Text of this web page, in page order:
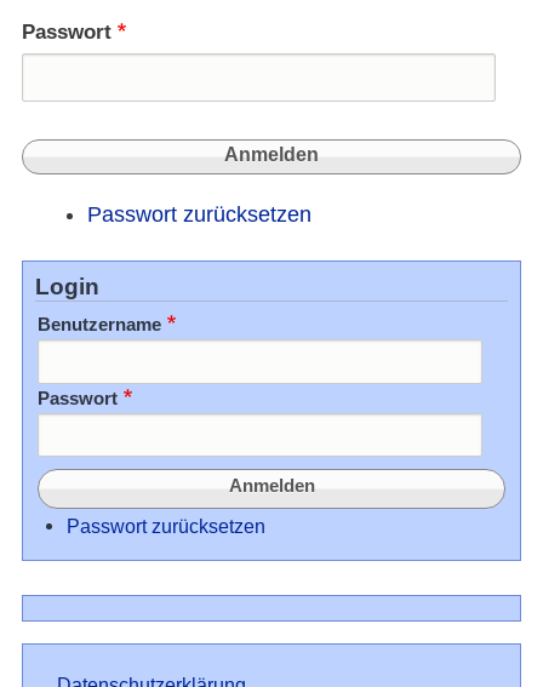
Passwort
Passwort zurücksetzen
Login
Benutzername
Passwort
Passwort zurücksetzen
Datenschutz